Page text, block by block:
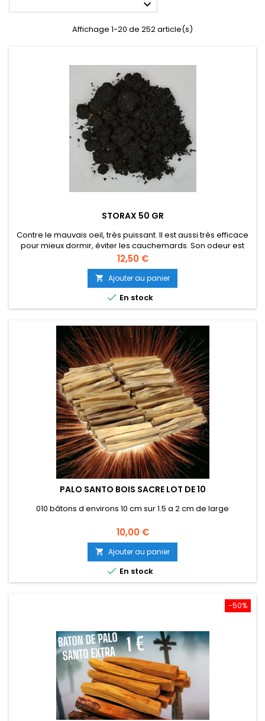

Affichage 1-20 de 252 article(s)
STORAX 50 GR
Contre le mauvais oeil, très puissant. Il est aussi très efficace
pour mieux dormir, éviter les cauchemards. Son odeur est
très agréable pour se détendre. Non destiné à la
consommation alimentaire. Les informations indiquées sont
issues de traditions et cultures de divers horizons, elles ne se
substituent absolument pas à la médecine...
Prix
12,50 €
 Ajouter au panier
 En stock
PALO SANTO BOIS SACRE LOT DE 10
010 bâtons d environs 10 cm sur 1.5 a 2 cm de large
Prix
10,00 €
 Ajouter au panier
 En stock
-50%